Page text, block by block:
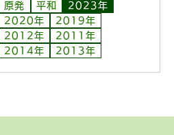
原発 平和
2023年
2020年
2019年
2012年
2011年
2014年 2013年